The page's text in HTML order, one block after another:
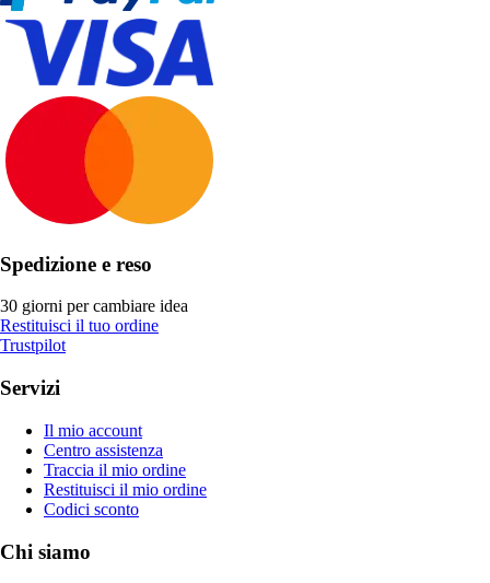
Spedizione e reso
30 giorni per cambiare idea
Restituisci il tuo ordine
Trustpilot
Servizi
Il mio account
Centro assistenza
Traccia il mio ordine
Restituisci il mio ordine
Codici sconto
Chi siamo